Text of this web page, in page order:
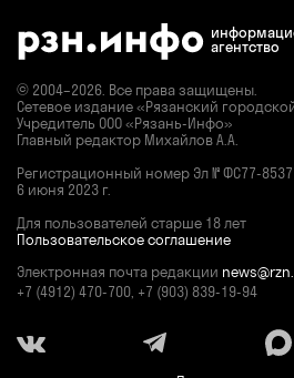
агентство
© 2004–2026. Все права защищены.
Сетевое издание «Рязанский
Учредитель ООО «Рязань-Инфо»
Главный редактор Михайлов А.А.
Регистрационный номер Эл № ФС77-
6 июня 2023 г.
Для пользователей старше 18 лет
Пользовательское соглашение
Электронная почта редакции
+7 (4912) 470-700, +7 (903) 839-19-94